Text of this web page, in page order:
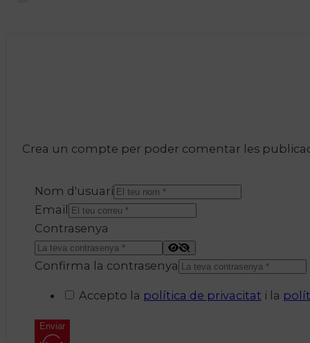
Crea un compte per poder comentar les
Nom d'usuari
Email
Contrasenya
Confirma la contrasenya
Accepto la política de privacitat i la
Enviar